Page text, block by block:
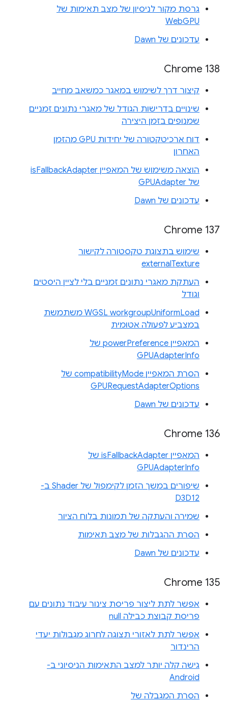
גרסת מקור לניסיון של מצב תאימות של
WebGPU
עדכונים של Dawn
Chrome 138
קיצור דרך לשימוש במאגר כמשאב מחייב
שינויים בדרישות הגודל של מאגרי נתונים זמניים
שמנופים בזמן היצירה
דוח ארכיטקטורה של יחידות GPU מהזמן
האחרון
הוצאה משימוש של המאפיין isFallbackAdapter
של GPUAdapter
עדכונים של Dawn
Chrome 137
שימוש בתצוגת טקסטורה לקישור
externalTexture
העתקת מאגרי נתונים זמניים בלי לציין היסטים
וגודל
WGSL workgroupUniformLoad משתמשת
במצביע לפעולה אטומית
המאפיין powerPreference של
GPUAdapterInfo
הסרת המאפיין compatibilityMode של
GPURequestAdapterOptions
עדכונים של Dawn
Chrome 136
המאפיין isFallbackAdapter של
GPUAdapterInfo
שיפורים במשך הזמן לקימפול של Shader ב-
D3D12
שמירה והעתקה של תמונות בלוח הציור
הסרת ההגבלות של מצב תאימות
עדכונים של Dawn
Chrome 135
אפשר לתת ליצור פריסת צינור עיבוד נתונים עם
פריסת קבוצת כבילה null
אפשר לתת לאזורי תצוגה לחרוג מגבולות יעדי
הרינדור
גישה קלה יותר למצב התאימות הניסיוני ב-
Android
הסרת המגבלה של